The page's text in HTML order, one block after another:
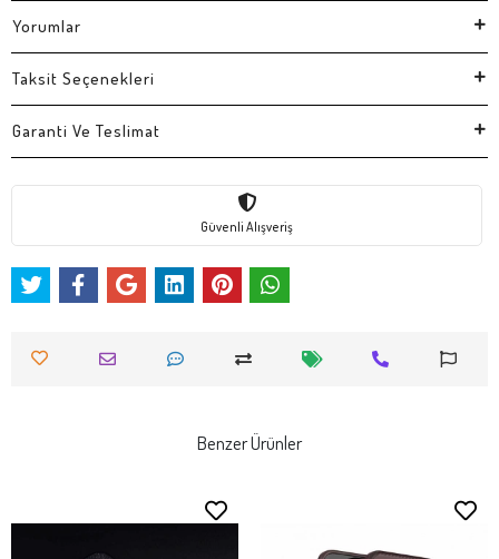
Yorumlar
Taksit Seçenekleri
Garanti Ve Teslimat
Güvenli Alışveriş
Benzer Ürünler